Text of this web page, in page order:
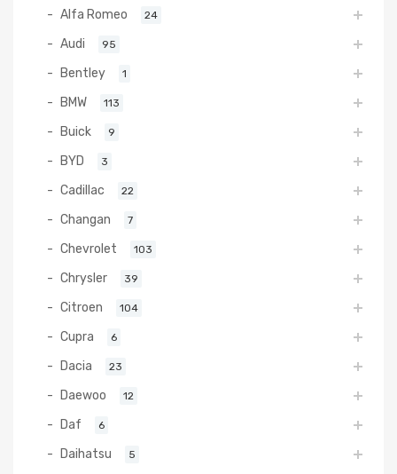
Alfa Romeo 24
Audi 95
Bentley 1
BMW 113
Buick 9
BYD 3
Cadillac 22
Changan 7
Chevrolet 103
Chrysler 39
Citroen 104
Cupra 6
Dacia 23
Daewoo 12
Daf 6
Daihatsu 5